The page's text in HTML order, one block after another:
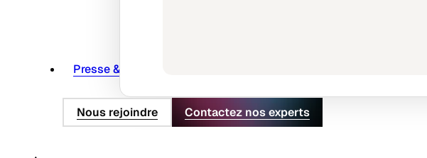
Presse & actus
Nous rejoindre Contactez nos experts